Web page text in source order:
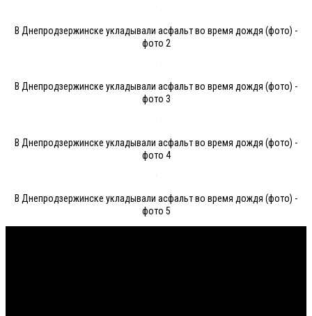
В Днепродзержинске укладывали асфальт во время дождя (фото) -
фото 2
В Днепродзержинске укладывали асфальт во время дождя (фото) -
фото 3
В Днепродзержинске укладывали асфальт во время дождя (фото) -
фото 4
В Днепродзержинске укладывали асфальт во время дождя (фото) -
фото 5